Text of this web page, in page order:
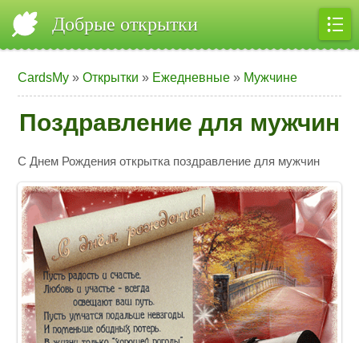
Добрые открытки
CardsMy »Открытки » Ежедневные » Мужчине
Поздравление для мужчин
С Днем Рождения открытка поздравление для мужчин